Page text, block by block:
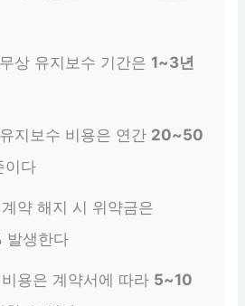
상 유지보수 기간은 1~3년
지보수 비용은 연간 20~50
이다
약 해지 시 위약금은
발생한다
용은 계약서에 따라 5~10